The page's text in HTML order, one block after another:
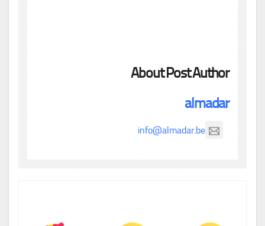
About Post Author
almadar
info@almadar.be